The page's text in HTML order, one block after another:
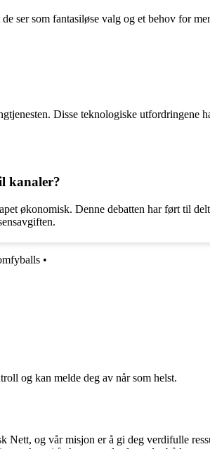
ser som fantasiløse valg og et behov for
Disse teknologiske utfordringene
kanaler?
økonomisk. Denne debatten har ført til
•
og kan melde deg av når som helst.
og vår misjon er å gi deg verdifulle